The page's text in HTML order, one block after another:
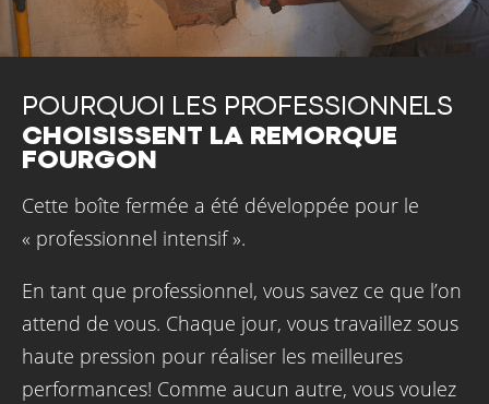
POURQUOI LES PROFESSIONNELS
CHOISISSENT LA REMORQUE
FOURGON
Cette boîte fermée a été développée pour le
« professionnel intensif ».
En tant que professionnel, vous savez ce que l’on
attend de vous. Chaque jour, vous travaillez sous
haute pression pour réaliser les meilleures
performances! Comme aucun autre, vous voulez